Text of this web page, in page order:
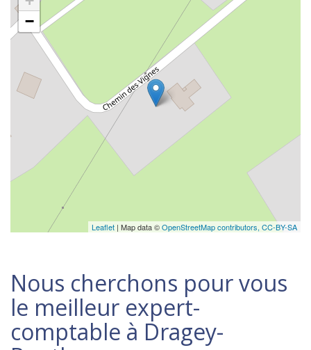
−
Leaflet | Map data ©OpenStreetMap contributors, CC-BY-SA
Nous cherchons pour vous
le meilleur expert-
comptable à Dragey-